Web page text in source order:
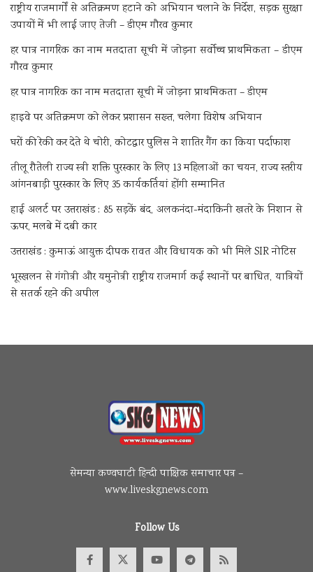
राष्ट्रीय राजमार्गों से अतिक्रमण हटाने को अभियान चलाने के निर्देश, सड़क सुरक्षा
उपायों में भी लाई जाए तेजी – डीएम गौरव कुमार
हर पात्र नागरिक का नाम मतदाता सूची में जोड़ना सर्वोच्च प्राथमिकता – डीएम
गौरव कुमार
हर पात्र नागरिक का नाम मतदाता सूची में जोड़ना प्राथमिकता – डीएम
हाइवे पर अतिक्रमण को लेकर प्रशासन सख्त, चलेगा विशेष अभियान
घरों की रेकी कर देते थे चोरी, कोटद्वार पुलिस ने शातिर गैंग का किया पर्दाफाश
तीलू रौतेली राज्य स्त्री शक्ति पुरस्कार के लिए 13 महिलाओं का चयन, राज्य स्तरीय
आंगनबाड़ी पुरस्कार के लिए 35 कार्यकर्तियां होंगी सम्मानित
हाई अलर्ट पर उत्तराखंड : 85 सड़कें बंद, अलकनंदा-मंदाकिनी खतरे के निशान से
ऊपर, मलबे में दबी कार
उत्तराखंड : कुमाऊं आयुक्त दीपक रावत और विधायक को भी मिले SIR नोटिस
भूस्खलन से गंगोत्री और यमुनोत्री राष्ट्रीय राजमार्ग कई स्थानों पर बाधित, यात्रियों
से सतर्क रहने की अपील
सेमन्या कण्वघाटी हिन्दी पाक्षिक समाचार पत्र –
www.liveskgnews.com
Follow Us